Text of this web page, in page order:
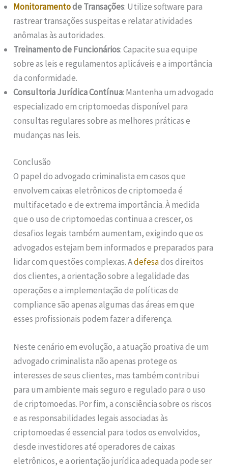
Monitoramentode Transações: Utilize software para
rastrear transações suspeitas e relatar atividades
anômalas às autoridades.
Treinamento de Funcionários: Capacite sua equipe
sobre as leis e regulamentos aplicáveis e a importância
da conformidade.
Consultoria Jurídica Contínua: Mantenha um advogado
especializado em criptomoedas disponível para
consultas regulares sobre as melhores práticas e
mudanças nas leis.
Conclusão
O papel do advogado criminalista em casos que
envolvem caixas eletrônicos de criptomoeda é
multifacetado e de extrema importância. À medida
que o uso de criptomoedas continua a crescer, os
desafios legais também aumentam, exigindo que os
advogados estejam bem informados e preparados para
lidar com questões complexas. Adefesados direitos
dos clientes, a orientação sobre a legalidade das
operações e a implementação de políticas de
compliance são apenas algumas das áreas em que
esses profissionais podem fazer a diferença.
Neste cenário em evolução, a atuação proativa de um
advogado criminalista não apenas protege os
interesses de seus clientes, mas também contribui
para um ambiente mais seguro e regulado para o uso
de criptomoedas. Por fim, a consciência sobre os riscos
e as responsabilidades legais associadas às
criptomoedas é essencial para todos os envolvidos,
desde investidores até operadores de caixas
eletrônicos, e a orientação jurídica adequada pode ser